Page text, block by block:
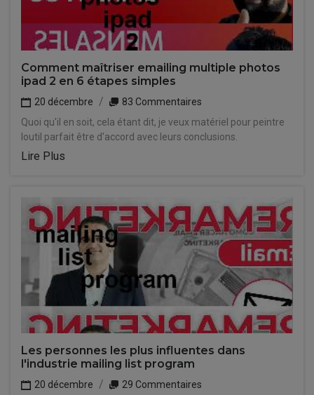
Comment maîtriser emailing multiple photos
ipad 2 en 6 étapes simples
20 décembre
83 Commentaires
Quoi qu'il en soit, cela étant dit, je veux matériel pour peintre
loutil parfait être d'accord avec leurs conclusions.
Lire Plus
Les personnes les plus influentes dans
l'industrie mailing list program
20 décembre
29 Commentaires